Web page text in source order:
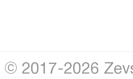
© 2017-2026